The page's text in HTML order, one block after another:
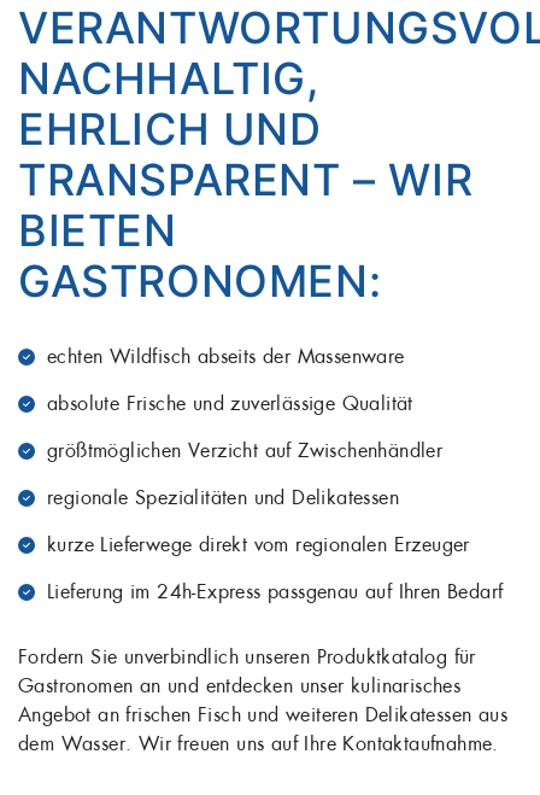
NACHHALTIG,
EHRLICH UND
TRANSPARENT – WIR
BIETEN
GASTRONOMEN:
echten Wildfisch abseits der Massenware
absolute Frische und zuverlässige Qualität
größtmöglichen Verzicht auf Zwischenhändler
regionale Spezialitäten und Delikatessen
kurze Lieferwege direkt vom regionalen Erzeuger
Lieferung im 24h-Express passgenau auf Ihren Bedarf
Fordern Sie unverbindlich unseren Produktkatalog für
Gastronomen an und entdecken unser kulinarisches
Angebot an frischen Fisch und weiteren Delikatessen aus
dem Wasser. Wir freuen uns auf Ihre Kontaktaufnahme.